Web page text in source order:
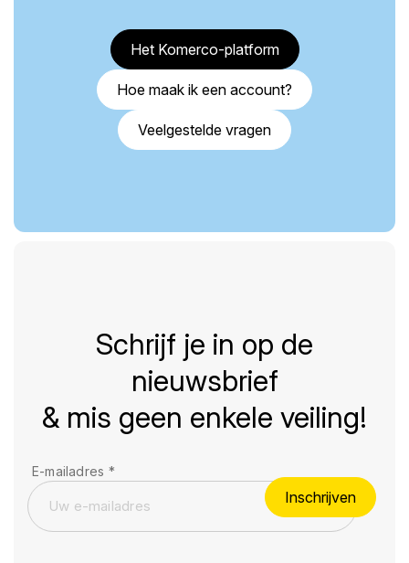
Het Komerco-platform
Hoe maak ik een account?
Veelgestelde vragen
Schrijf je in op de
nieuwsbrief
& mis geen enkele veiling!
E-mailadres *
Inschrijven